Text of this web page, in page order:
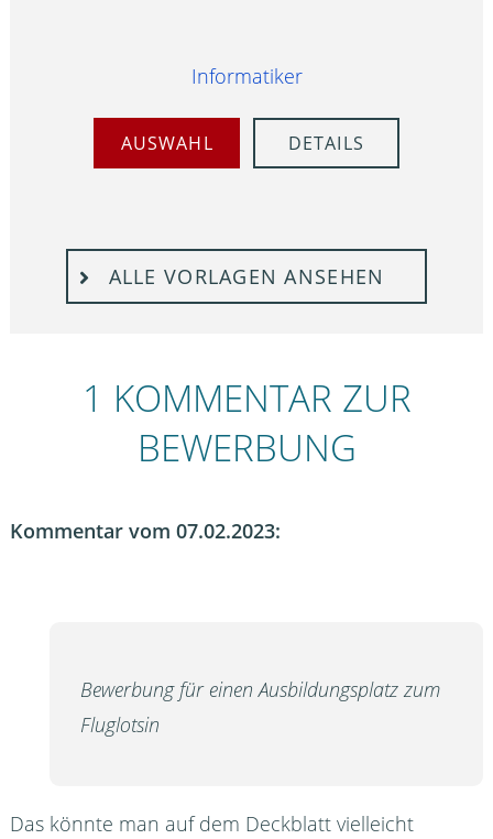
Informatiker
AUSWAHL DETAILS
ALLE VORLAGEN ANSEHEN
1 KOMMENTAR ZUR
BEWERBUNG
Kommentar vom 07.02.2023:
Bewerbung für einen Ausbildungsplatz zum
Fluglotsin
Das könnte man auf dem Deckblatt vielleicht